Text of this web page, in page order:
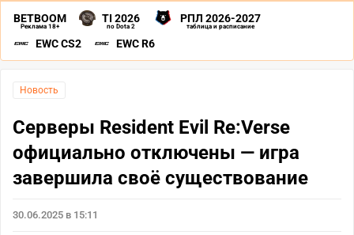
BETBOOM
Реклама 18+
TI 2026
по Dota 2
РПЛ 2026-2027
таблица и расписание
EWC CS2 EWC R6
Новость
Серверы Resident Evil Re:Verse
официально отключены — игра
завершила своё существование
30.06.2025 в 15:11